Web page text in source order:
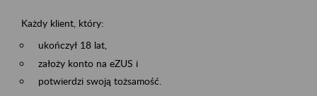
Każdy klient, który:
ukończył 18 lat,
założy konto na eZUS i
potwierdzi swoją tożsamość.